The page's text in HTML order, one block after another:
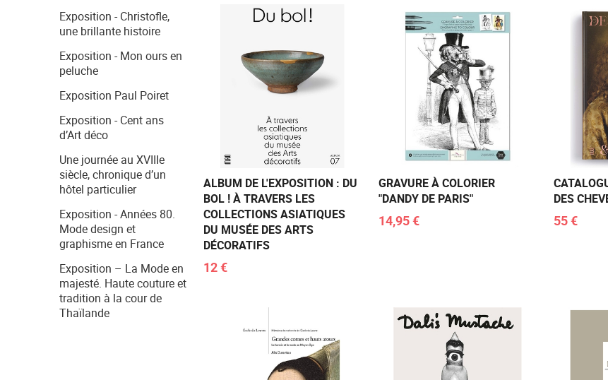
Exposition - Christofle,
une brillante histoire
Exposition - Mon ours en
peluche
Exposition Paul Poiret
Exposition - Cent ans
d’Art déco
Une journée au XVIIIe
siècle, chronique d’un
hôtel particulier
Exposition - Années 80.
Mode design et
graphisme en France
Exposition – La Mode en
majesté. Haute couture et
tradition à la cour de
Thaïlande
ALBUM DE L'EXPOSITION : DU
BOL ! À TRAVERS LES
COLLECTIONS ASIATIQUES
DU MUSÉE DES ARTS
DÉCORATIFS
12 €
GRAVURE À COLORIER
"DANDY DE PARIS"
14,95 €
DES
55 €